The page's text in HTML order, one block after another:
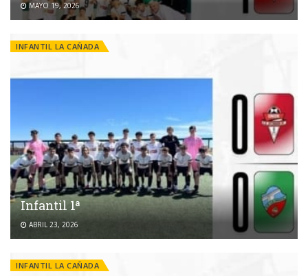
MAYO 19, 2026
INFANTIL LA CAÑADA
Infantil 1ª
ABRIL 23, 2026
INFANTIL LA CAÑADA